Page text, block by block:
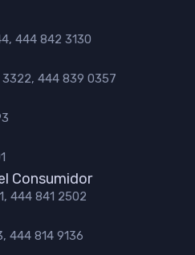
444 842 3130
3322, 444 839 0357
Consumidor
444 841 2502
444 814 9136